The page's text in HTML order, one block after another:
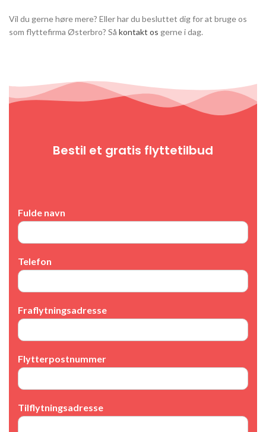
Vil du gerne høre mere? Eller har du besluttet dig for at bruge os
som flyttefirma Østerbro? Så kontakt os gerne i dag.
Bestil et gratis flyttetilbud
Fulde navn
Telefon
Fraflytningsadresse
Flytterpostnummer
Tilflytningsadresse